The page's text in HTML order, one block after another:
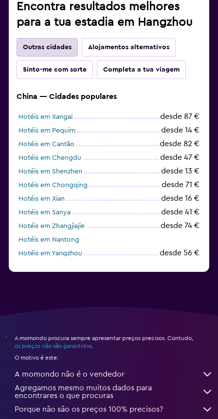
Encontra resultados melhores
para a tua estadia em Hangzhou
Outras cidades Alojamentos alternativos
Sinto-me com sorte Completa a tua viagem
China — Cidades populares
Hotéis em Xangai desde 87 €
Hotéis em Pequim desde 14 €
Hotéis em Cantão desde 82 €
Hotéis em Chengdu desde 47 €
Hotéis em Shenzhen desde 13 €
Hotéis em Chongqing desde 71 €
Hotéis em Xian desde 16 €
Hotéis em Sanya desde 41 €
Hotéis em Zhangjiajie desde 74 €
Hotéis em Nantong
Hotéis em Yangzhou
desde 56 €
*
A momondo procura sempre apresentar preços precisos. Contudo,
os preços não são garantidos
O motivo é este:
A momondo não é o vendedor
Agregamos mesmo muitos dados para
encontrares o que procuras
Porque não são os preços 100% precisos?